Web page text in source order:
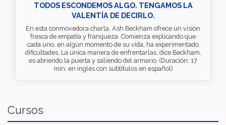
TODOS ESCONDEMOS ALGO. TENGAMOS LA
VALENTÍA DE DECIRLO.
En esta conmovedora charla, Ash Beckham ofrece un visión
fresca de empatía y franqueza. Comienza explicando que
cada uno, en algún momento de su vida, ha experimentado
dificultades. La única manera de enfrentarlas, dice Beckham,
es abriendo la puerta y saliendo del armario. (Duración: 17
min, en inglés con subtítulos en español)
Cursos